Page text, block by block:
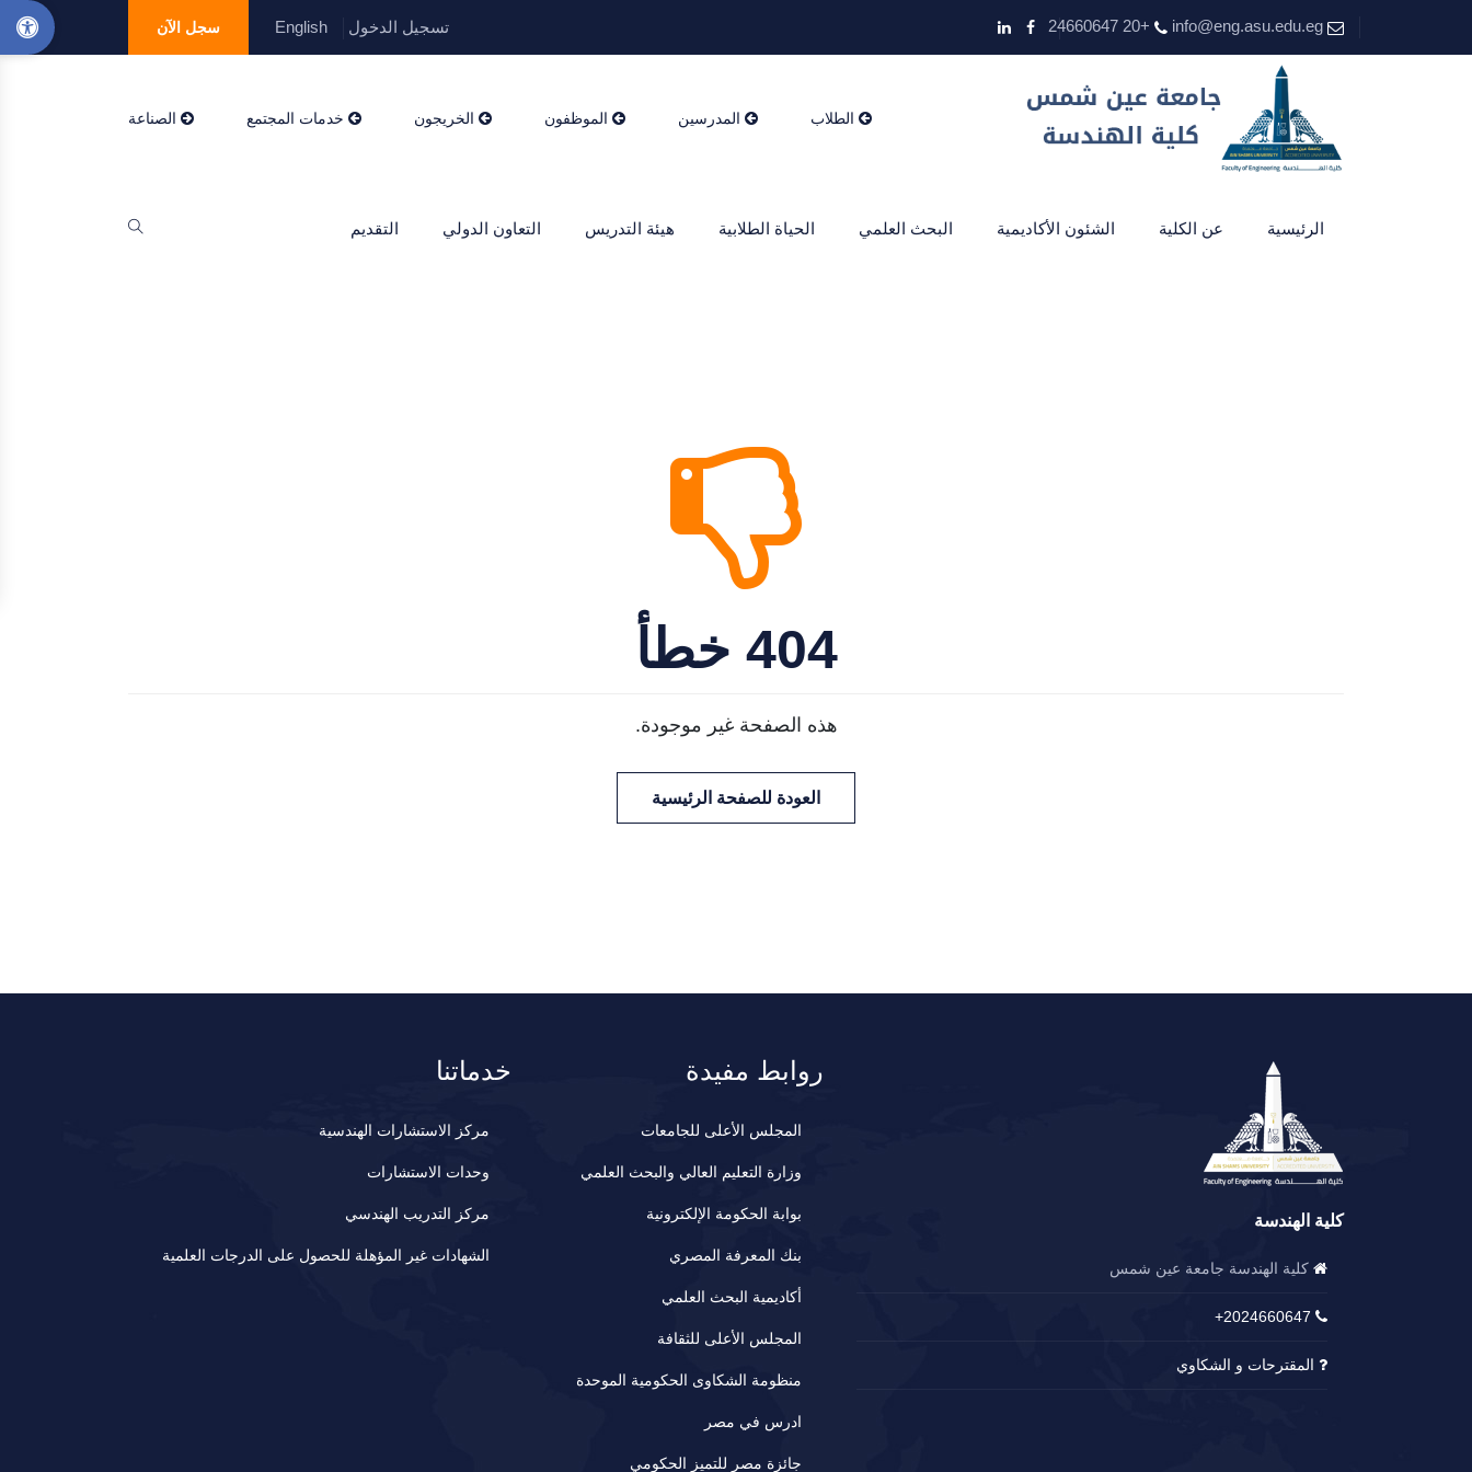
info@eng.asu.edu.eg
+20 24660647 تسجيل الدخول English سجل الآن
الطلاب المدرسين الموظفون الخريجون خدمات المجتمع الصناعة
الرئيسية عن الكلية الشئون الأكاديمية البحث العلمي الحياة الطلابية هيئة التدريس التعاون الدولي التقديم
404 خطأ
هذه الصفحة غير موجودة.
العودة للصفحة الرئيسية
كلية الهندسة
كلية الهندسة جامعة عين شمس
2024660647+
المقترحات و الشكاوي
روابط مفيدة
المجلس الأعلى للجامعات
وزارة التعليم العالي والبحث العلمي
بوابة الحكومة الإلكترونية
بنك المعرفة المصري
أكاديمية البحث العلمي
المجلس الأعلى للثقافة
منظومة الشكاوى الحكومية الموحدة
ادرس في مصر
جائزة مصر للتميز الحكومي
خدماتنا
مركز الاستشارات الهندسية
وحدات الاستشارات
مركز التدريب الهندسي
الشهادات غير المؤهلة للحصول على الدرجات العلمية